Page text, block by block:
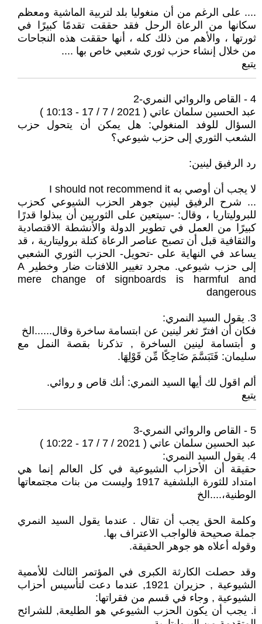
.... على الرغم من أن منغوليا بلد لتربية الماشية ومعظم
سكانها من الرعاة الرحل فقد حققت تقدمًا كبيرًا في
ثورتها ، والأهم من ذلك كله ، أنها حققت هذه النجاحات
من خلال إنشاء حزب ثوري شعبي خاص بها ....
يتبع
4 - القاص والروائي النمري-2
عبد الحسين سلمان عاتي ( 2021 / 7 / 17 - 10:13 )
السؤال للوفد المنغولي: هل يمكن أن يتحول حزب
الشعب الثوري إلى حزب شيوعي؟
رد الرفيق لينين:
لا يجب أن أوصي به I should not recommend it
... شرح الرفيق لينين جوهر الحزب الشيوعي كحزب
للبروليتاريا ، وقال: -سيتعين على الثوريين أن يبذلوا قدرًا
كبيرًا من العمل في تطوير الدولة والأنشطة الاقتصادية
والثقافية قبل أن تصبح عناصر الرعاة كتلة بروليتارية ، قد
يساعد في النهاية على -تحويل- الحزب الثوري الشعبي
إلى حزب شيوعي. مجرد تغيير اللافتات ضار وخطير A
mere change of signboards is harmful and
dangerous
3. يقول السيد النمري:
فكان أن افترّ ثغر لينين عن ابتسامة ساخرة وقال......الخ
و أبتسامة لينين الساخرة , تذكرنا بقصة النمل مع
سليمان: فَتَبَسَّمَ ضَاحِكًا مِّن قَوْلِهَا.
ألم اقول لك أيها السيد النمري: أنك قاص و روائي.
يتبع
5 - القاص والروائي النمري-3
عبد الحسين سلمان عاتي ( 2021 / 7 / 17 - 10:22 )
4. يقول السيد النمري:
حقيقة أن الأحزاب الشيوعية في كل العالم إنما هي
امتداد للثورة البلشفية 1917 وليست من بنات مجتمعاتها
الوطنية،....الخ
وكلمة الحق يجب أن تقال . عندما يقول السيد النمري
جملة صحيحة فالواجب الاعتراف بها.
وقوله أعلاه هو جوهر الحقيقة.
وقد حصلت الكارثة الكبرى في المؤتمر الثالث للأممية
الشيوعية , حزيران 1921, عندما دعت لتأسيس أحزاب
الشيوعية , وجاء في قسم من فقراتها:
i. يجب أن يكون الحزب الشيوعي هو الطليعة, للشرائح